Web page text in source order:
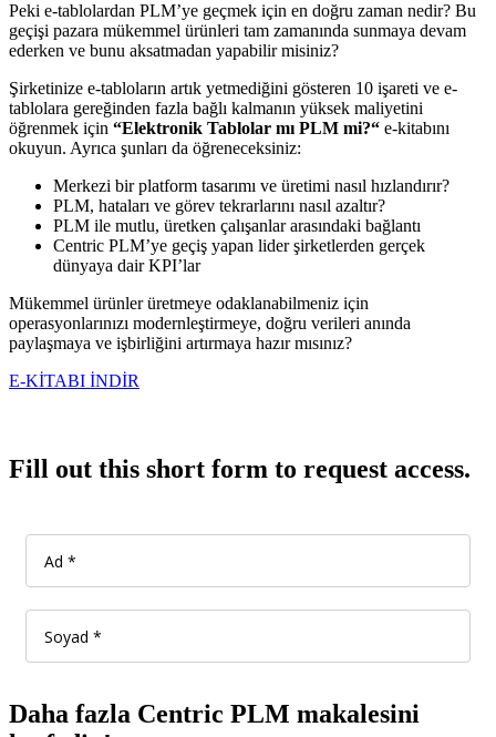
Peki e-tablolardan PLM’ye geçmek için en doğru zaman nedir? Bu
geçişi pazara mükemmel ürünleri tam zamanında sunmaya devam
ederken ve bunu aksatmadan yapabilir misiniz?
Şirketinize e-tabloların artık yetmediğini gösteren 10 işareti ve e-
tablolara gereğinden fazla bağlı kalmanın yüksek maliyetini
öğrenmek için “Elektronik Tablolar mı PLM mi?“ e-kitabını
okuyun. Ayrıca şunları da öğreneceksiniz:
Merkezi bir platform tasarımı ve üretimi nasıl hızlandırır?
PLM, hataları ve görev tekrarlarını nasıl azaltır?
PLM ile mutlu, üretken çalışanlar arasındaki bağlantı
Centric PLM’ye geçiş yapan lider şirketlerden gerçek
dünyaya dair KPI’lar
Mükemmel ürünler üretmeye odaklanabilmeniz için
operasyonlarınızı modernleştirmeye, doğru verileri anında
paylaşmaya ve işbirliğini artırmaya hazır mısınız?
E-KİTABI İNDİR
Fill out this short form to request access.
Daha fazla Centric PLM makalesini